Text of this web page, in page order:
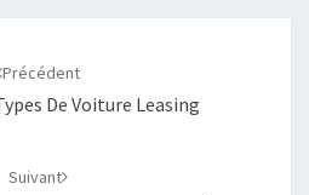
Précédent
De Voiture Leasing
Suivant